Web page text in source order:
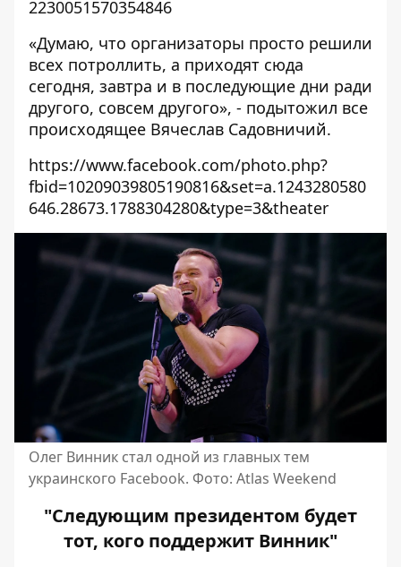
2230051570354846
«Думаю, что организаторы просто решили
всех потроллить, а приходят сюда
сегодня, завтра и в последующие дни ради
другого, совсем другого», - подытожил все
происходящее Вячеслав Садовничий.
https://www.facebook.com/photo.php?
fbid=10209039805190816&set=a.1243280580
646.28673.1788304280&type=3&theater
Олег Винник стал одной из главных тем
украинского Facebook. Фото: Atlas Weekend
"Следующим президентом будет
тот, кого поддержит Винник"